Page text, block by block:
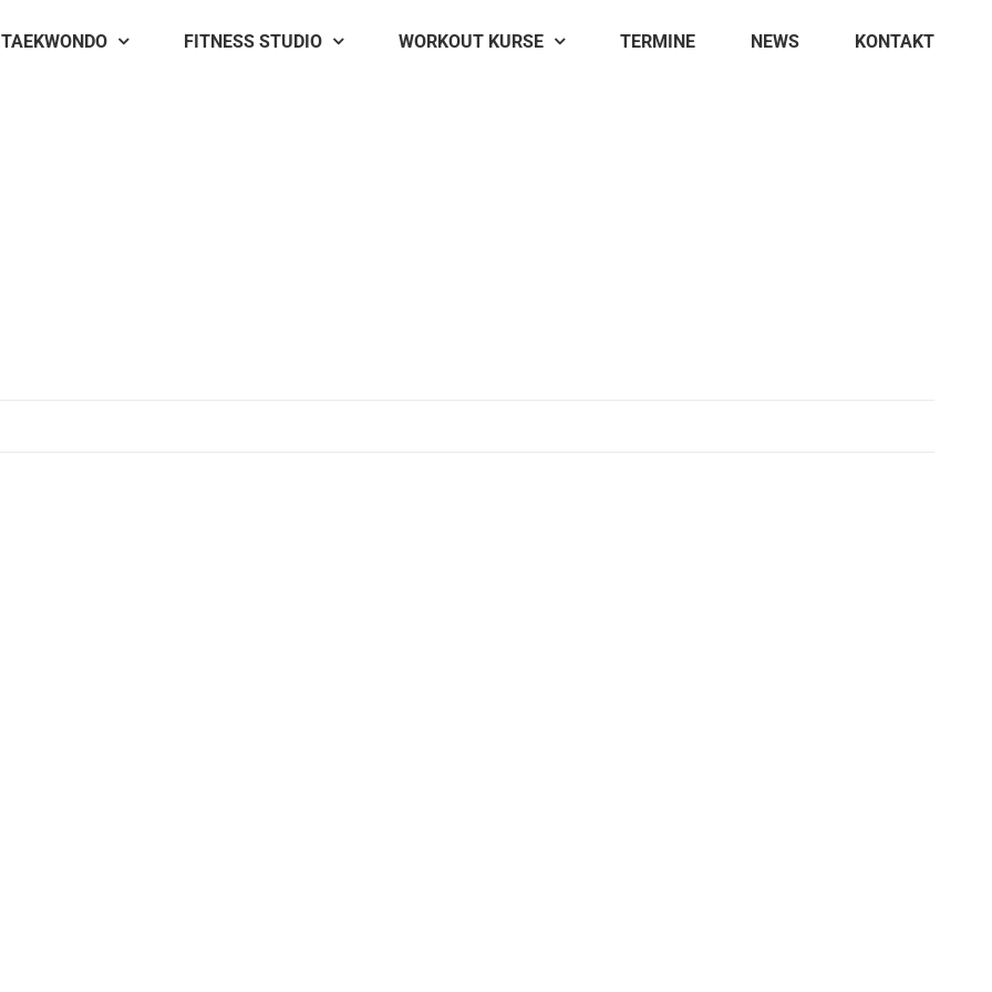
TAEKWONDO FITNESS STUDIO WORKOUT KURSE TERMINE NEWS KONTAKT